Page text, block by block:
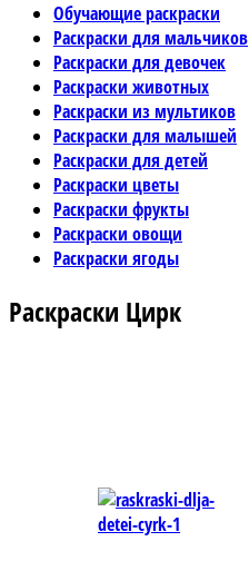
Обучающие раскраски
Раскраски для мальчиков
Раскраски для девочек
Раскраски животных
Раскраски из мультиков
Раскраски для малышей
Раскраски для детей
Раскраски цветы
Раскраски фрукты
Раскраски овощи
Раскраски ягоды
Раскраски Цирк